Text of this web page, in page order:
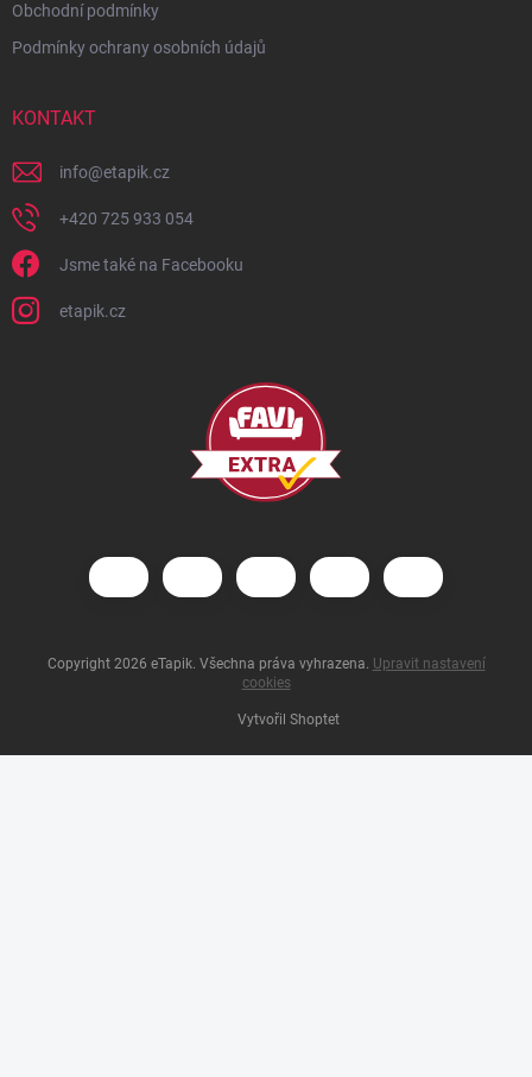
Obchodní podmínky
Podmínky ochrany osobních údajů
KONTAKT
info@etapik.cz
+420 725 933 054
Jsme také na Facebooku
etapik.cz
Vytvořil Shoptet
Copyright 2026 eTapik. Všechna práva vyhrazena. Upravit nastavení
cookies